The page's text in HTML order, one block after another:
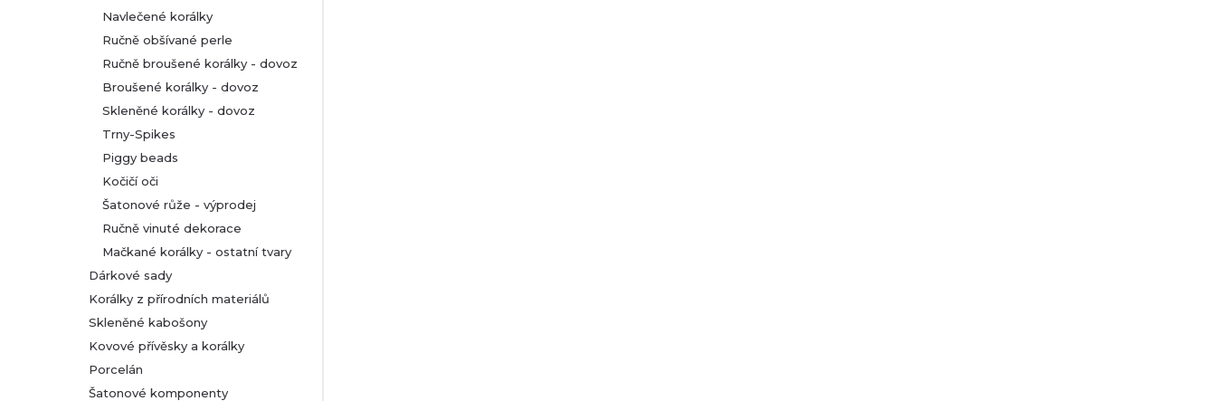
Navlečené korálky
Ručně obšívané perle
Ručně broušené korálky - dovoz
Broušené korálky - dovoz
Skleněné korálky - dovoz
Trny-Spikes
Piggy beads
Kočičí oči
Šatonové růže - výprodej
Ručně vinuté dekorace
Mačkané korálky - ostatní tvary
Dárkové sady
Korálky z přírodních materiálů
Skleněné kabošony
Kovové přívěsky a korálky
Porcelán
Šatonové komponenty